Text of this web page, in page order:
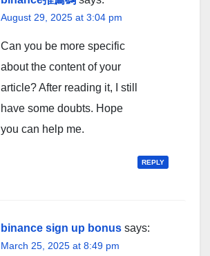
August 29, 2025 at 3:04 pm
Can you be more specific
about the content of your
article? After reading it, I still
have some doubts. Hope
you can help me.
REPLY
binance sign up bonus says:
March 25, 2025 at 8:49 pm